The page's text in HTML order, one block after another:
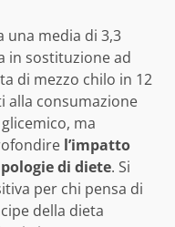
una media di 3,3
in sostituzione ad
di mezzo chilo in 12
alla consumazione
ma
l’impatto
di diete. Si
per chi pensa di
della dieta